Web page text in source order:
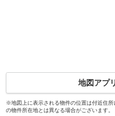
地図アプ
※地図上に表示される物件の位置は付近住
の物件所在地とは異なる場合がございます。